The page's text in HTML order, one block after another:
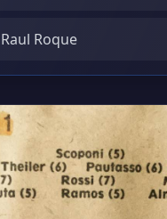
Roque